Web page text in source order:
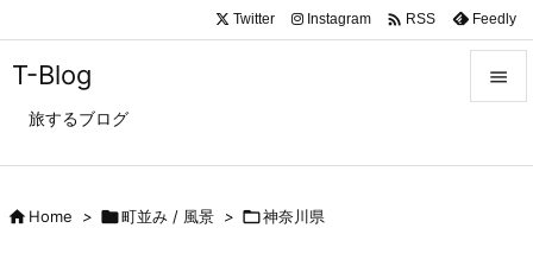
T-Blog
旅するブログ

Twitter Instagram  RSS Feedly
Home > 町並み / 風景 > 神奈川県